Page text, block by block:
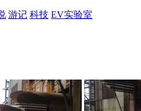
游记 科技 EV实验室